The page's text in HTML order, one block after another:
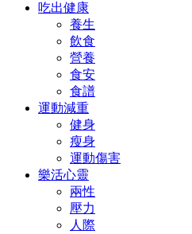
吃出健康
養生
飲食
營養
食安
食譜
運動減重
健身
瘦身
運動傷害
樂活心靈
兩性
壓力
人際